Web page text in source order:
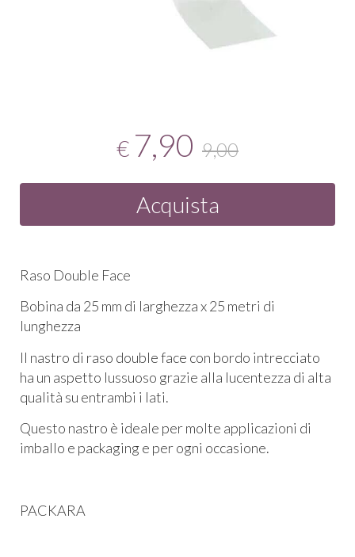
€ 7,90 9,00
Acquista
Raso Double Face
Bobina da 25 mm di larghezza x 25 metri di
lunghezza
Il nastro di raso double face con bordo intrecciato
ha un aspetto lussuoso grazie alla lucentezza di alta
qualità su entrambi i lati.
Questo nastro è ideale per molte applicazioni di
imballo e packaging e per ogni occasione.
PACKARA